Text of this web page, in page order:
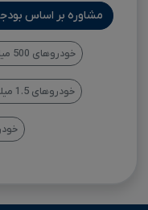
مشاوره بر اساس
خودروهای 500 میلیونی
خودروهای 1.5 میلیاردی